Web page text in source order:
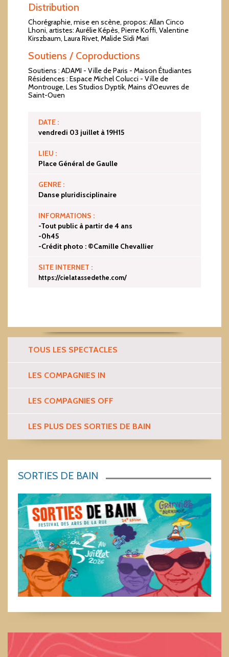
Distribution
Chorégraphie, mise en scène, propos: Allan Cinco
Lhoni, artistes: Aurélie Képès, Pierre Koffi, Valentine
Kirszbaum, Laura Rivet, Malide Sidi Mari
Soutiens / Coproductions
Soutiens : ADAMI - Ville de Paris - Maison Étudiantes
Résidences : Espace Michel Colucci - Ville de
Montrouge, Les Studios Dyptik, Mains d'Oeuvres de
Saint-Ouen
DATE :
vendredi 03 juillet à 19H15
LIEU :
Place Général de Gaulle
GENRE :
Danse pluridisciplinaire
INFORMATIONS :
-Tout public à partir de 4 ans
-0h45
-Crédit photo : ©Camille Chevallier
SITE INTERNET :
https://cielatassedethe.com/
TOUS LES SPECTACLES
LES COMPAGNIES IN
LES COMPAGNIES OFF
LES PLUS DES SORTIES DE BAIN
SORTIES DE BAIN